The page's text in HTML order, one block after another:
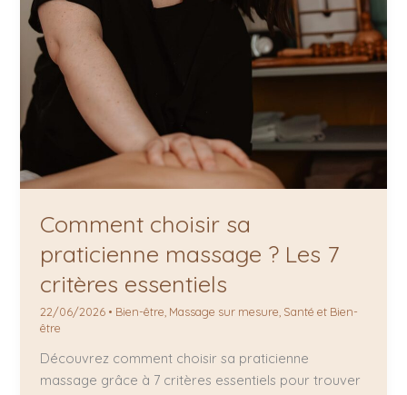
Comment choisir sa
praticienne massage ? Les 7
critères essentiels
22/06/2026 • Bien-être Massage sur mesure Santé et Bien-
être
Découvrez comment choisir sa praticienne
massage grâce à 7 critères essentiels pour trouver